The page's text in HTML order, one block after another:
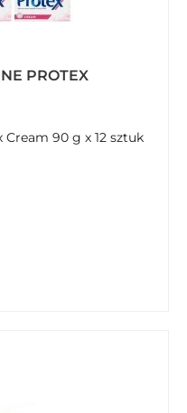
PROTEX
90 g x 12 sztuk